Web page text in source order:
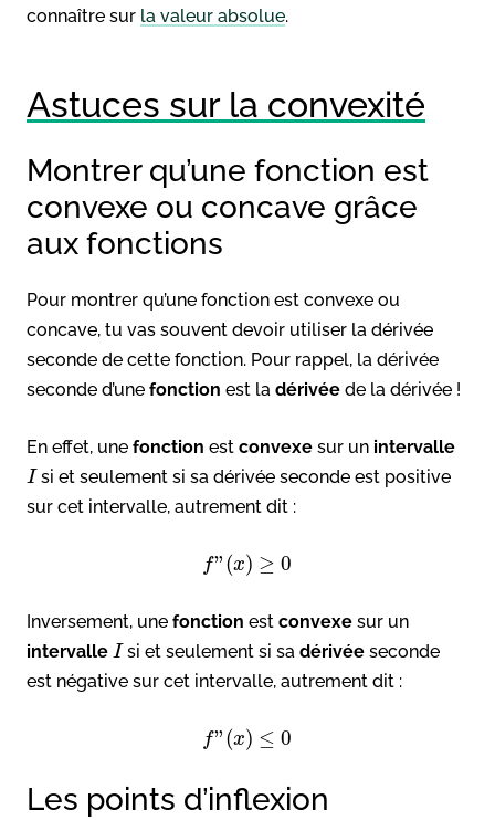
connaître sur la valeur absolue.
Astuces sur la convexité
Montrer qu’une fonction est
convexe ou concave grâce
aux fonctions
Pour montrer qu’une fonction est convexe ou
concave, tu vas souvent devoir utiliser la dérivée
seconde de cette fonction. Pour rappel, la dérivée
seconde d’une fonction est la dérivée de la dérivée !
En effet, une fonction est convexe sur un intervalle
I si et seulement si sa dérivée seconde est positive
sur cet intervalle, autrement dit :
f”(x) ≥ 0
Inversement, une fonction est convexe sur un
intervalle I si et seulement si sadérivée seconde
est négative sur cet intervalle, autrement dit :
f”(x) ≤ 0
Les points d’inflexion